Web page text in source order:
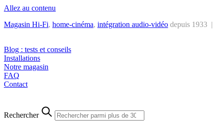
Allez au contenu
Magasin Hi-Fi, home-cinéma, intégration audio-vidéo depuis 1933 |
Blog : tests et conseils
Installations
Notre magasin
FAQ
Contact
Rechercher